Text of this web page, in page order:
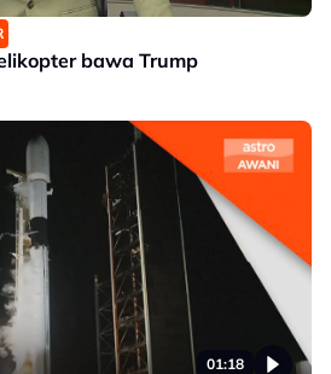
bawa Trump
01:18